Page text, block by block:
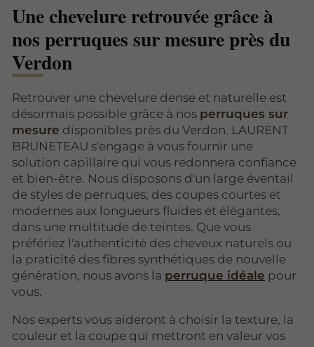
Une chevelure retrouvée grâce à
nos perruques sur mesure près du
Verdon
Retrouver une chevelure dense et naturelle est
désormais possible grâce à nos perruques sur
mesure disponibles près du Verdon. LAURENT
BRUNETEAU s'engage à vous fournir une
solution capillaire qui vous redonnera confiance
et bien-être. Nous disposons d'un large éventail
de styles de perruques, des coupes courtes et
modernes aux longueurs fluides et élégantes,
dans une multitude de teintes. Que vous
préfériez l'authenticité des cheveux naturels ou
la praticité des fibres synthétiques de nouvelle
génération, nous avons la perruque idéale pour
vous.
Nos experts vous aideront à choisir la texture, la
couleur et la coupe qui mettront en valeur vos